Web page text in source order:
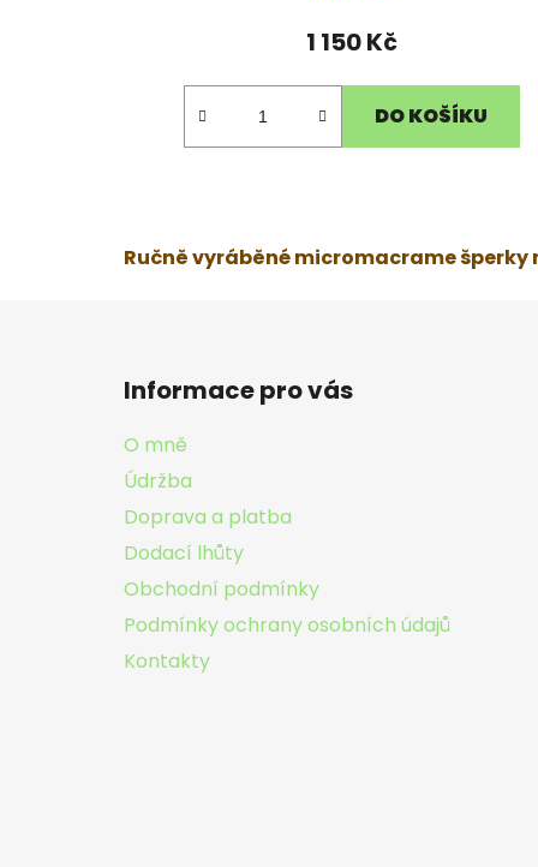
1 150 Kč
DO KOŠÍKU
Ručně vyráběné micromacrame šperky
Informace pro vás
O mně
Údržba
Doprava a platba
Dodací lhůty
Obchodní podmínky
Podmínky ochrany osobních údajů
Kontakty